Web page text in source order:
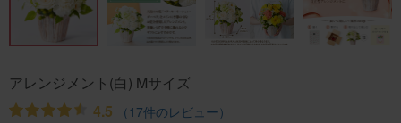
アレンジメント(白) Mサイズ
4.5
（17件のレビュー）